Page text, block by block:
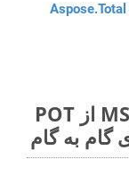
تبدیل ارائه‌های MS PowerPoint از POT
گام به گام